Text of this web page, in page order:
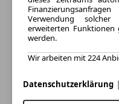
Verwendung solcher
erweiterten
werden.
Wir arbeiten mit 224
Datenschutzerklärung |